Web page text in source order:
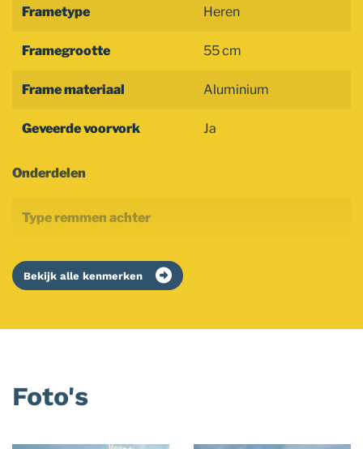
Frametype Heren
Framegrootte 55 cm
Frame materiaal Aluminium
Geveerde voorvork Ja
Onderdelen
Type remmen achter
Bekijk alle kenmerken
Foto's